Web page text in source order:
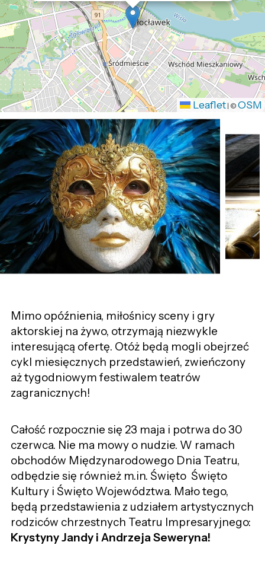
Leaflet | © OSM
Mimo opóźnienia, miłośnicy sceny i gry
aktorskiej na żywo, otrzymają niezwykle
interesującą ofertę. Otóż będą mogli obejrzeć
cykl miesięcznych przedstawień, zwieńczony
aż tygodniowym festiwalem teatrów
zagranicznych!
Całość rozpocznie się 23 maja i potrwa do 30
czerwca. Nie ma mowy o nudzie. W ramach
obchodów Międzynarodowego Dnia Teatru,
odbędzie się również m.in. Święto Święto
Kultury i Święto Województwa. Mało tego,
będą przedstawienia z udziałem artystycznych
rodziców chrzestnych Teatru Impresaryjnego:
Krystyny Jandy i Andrzeja Seweryna!